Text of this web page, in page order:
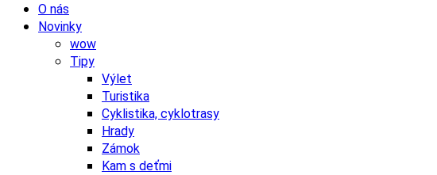
O nás
Novinky
wow
Tipy
Výlet
Turistika
Cyklistika, cyklotrasy
Hrady
Zámok
Kam s deťmi